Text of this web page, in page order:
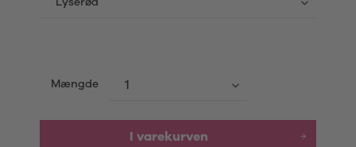
Mængde
I varekurven